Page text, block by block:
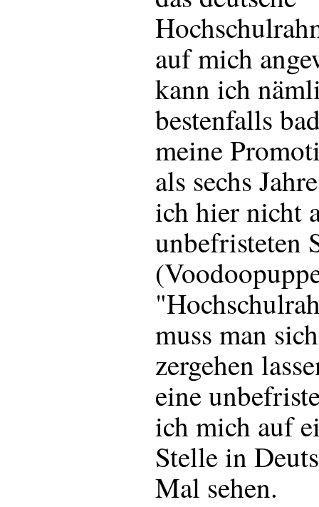
auf mich
kann ich
bestenfalls
meine
als sechs
ich hier nicht
unbefristeten
muss man
zergehen
eine
ich mich auf
Stelle in
Mal sehen.